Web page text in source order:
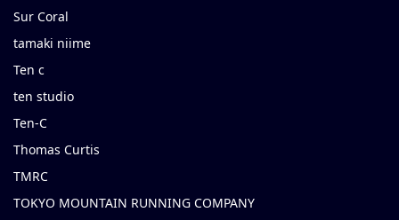
Sur Coral
tamaki niime
Ten c
ten studio
Ten-C
Thomas Curtis
TMRC
TOKYO MOUNTAIN RUNNING COMPANY